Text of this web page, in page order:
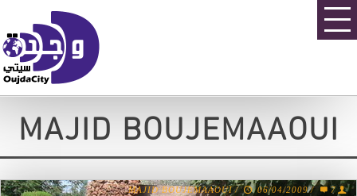
MAJID BOUJEMAAOUI
MAJID BOUJEMAAOUI / 06/04/2009 / 7